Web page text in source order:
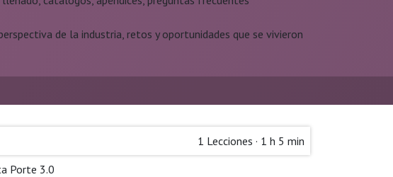
de la industria, retos y oportunidades que se vivieron
1 Lecciones · 1 h 5 min
Porte 3.0